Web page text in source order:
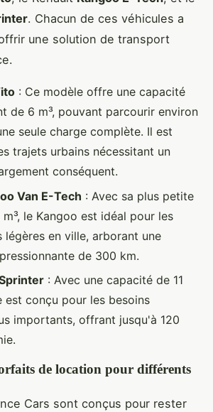
. Chacun de ces véhicules a
une solution de transport
: Ce modèle offre une capacité
de 6 m³, pouvant parcourir environ
seule charge complète. Il est
trajets urbains nécessitant un
conséquent.
Van E-Tech : Avec sa plus petite
le Kangoo est idéal pour les
légères en ville, arborant une
de 300 km.
: Avec une capacité de 11
est conçu pour les besoins
importants, offrant jusqu'à 120
de location pour différents
Cars sont conçus pour rester